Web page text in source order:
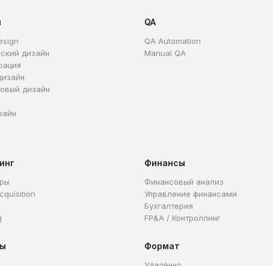
дизайн
дизайн
QA
QA Automation
Manual QA
Финансы
Финансовый анализ
Управление финансами
Бухгалтерия
FP&A / Контроллинг
Формат